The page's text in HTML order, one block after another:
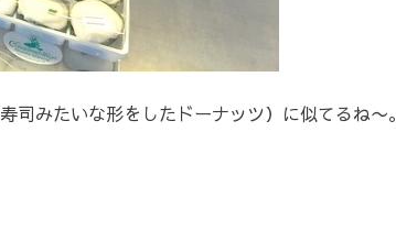
みたいな形をしたドーナッツ）に似てるね〜。